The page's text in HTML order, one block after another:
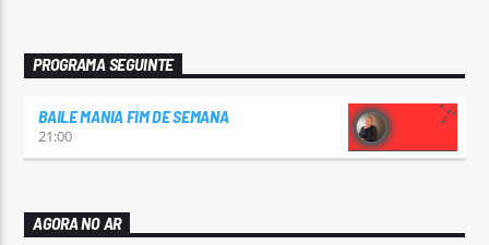
PROGRAMA SEGUINTE
BAILE MANIA FIM DE SEMANA
21:00
AGORA NO AR